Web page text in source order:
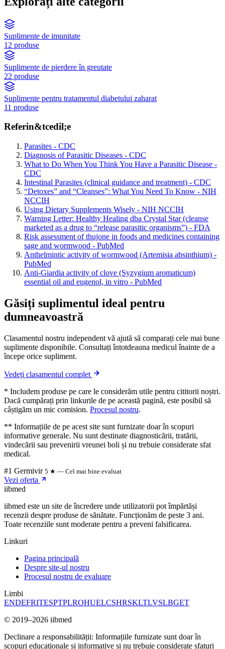
Suplimente de imunitate
12 produse
Suplimente de pierdere în greutate
22 produse
Suplimente pentru tratamentul diabetului zaharat
11 produse
Referin&tcedil;e
Parasites - CDC
Diagnosis of Parasitic Diseases - CDC
What to Do When You Think You Have a Parasitic Disease -
CDC
Intestinal Parasites (clinical guidance and treatment) - CDC
“Detoxes” and “Cleanses”: What You Need To Know - NIH
NCCIH
Using Dietary Supplements Wisely - NIH NCCIH
Warning Letter: Healthy Healing dba Crystal Star (cleanse
marketed as a drug to “release parasitic organisms”) - FDA
Risk assessment of thujone in foods and medicines containing
sage and wormwood - PubMed
Anthelmintic activity of wormwood (Artemisia absinthium) -
PubMed
Anti-Giardia activity of clove (Syzygium aromaticum)
essential oil and eugenol, in vitro - PubMed
Găsiți suplimentul ideal pentru
dumneavoastră
Clasamentul nostru independent vă ajută să comparați cele mai bune
suplimente disponibile. Consultați întotdeauna medicul înainte de a
începe orice supliment.
Vedeți clasamentul complet
* Includem produse pe care le considerăm utile pentru cititorii noștri.
Dacă cumpărați prin linkurile de pe această pagină, este posibil să
câștigăm un mic comision. Procesul nostru.
** Informațiile de pe acest site sunt furnizate doar în scopuri
informative generale. Nu sunt destinate diagnosticării, tratării,
vindecării sau prevenirii vreunei boli și nu trebuie considerate sfat
medical.
#1 Germivir 5 ★ — Cel mai bine evaluat
Vezi oferta
iibmed
iibmed este un site de încredere unde utilizatorii pot împărtăși
recenzii despre produse de sănătate. Funcționăm de peste 3 ani.
Toate recenziile sunt moderate pentru a preveni falsificarea.
Linkuri
Pagina principalã
Despre site-ul nostru
Procesul nostru de evaluare
Limbi
ENDEFRITESPTPLROHUELCSHRSKLTLVSLBGET
© 2019–2026 iibmed
Declinare a responsabilității: Informațiile furnizate sunt doar în
scopuri educaționale și informative și nu trebuie considerate sfaturi